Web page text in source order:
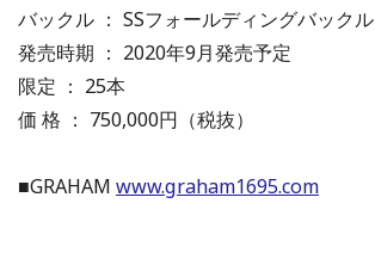
バックル ： SSフォールディングバックル
発売時期 ： 2020年9月発売予定
限定 ： 25本
価 格 ： 750,000円（税抜）
■GRAHAM www.graham1695.com